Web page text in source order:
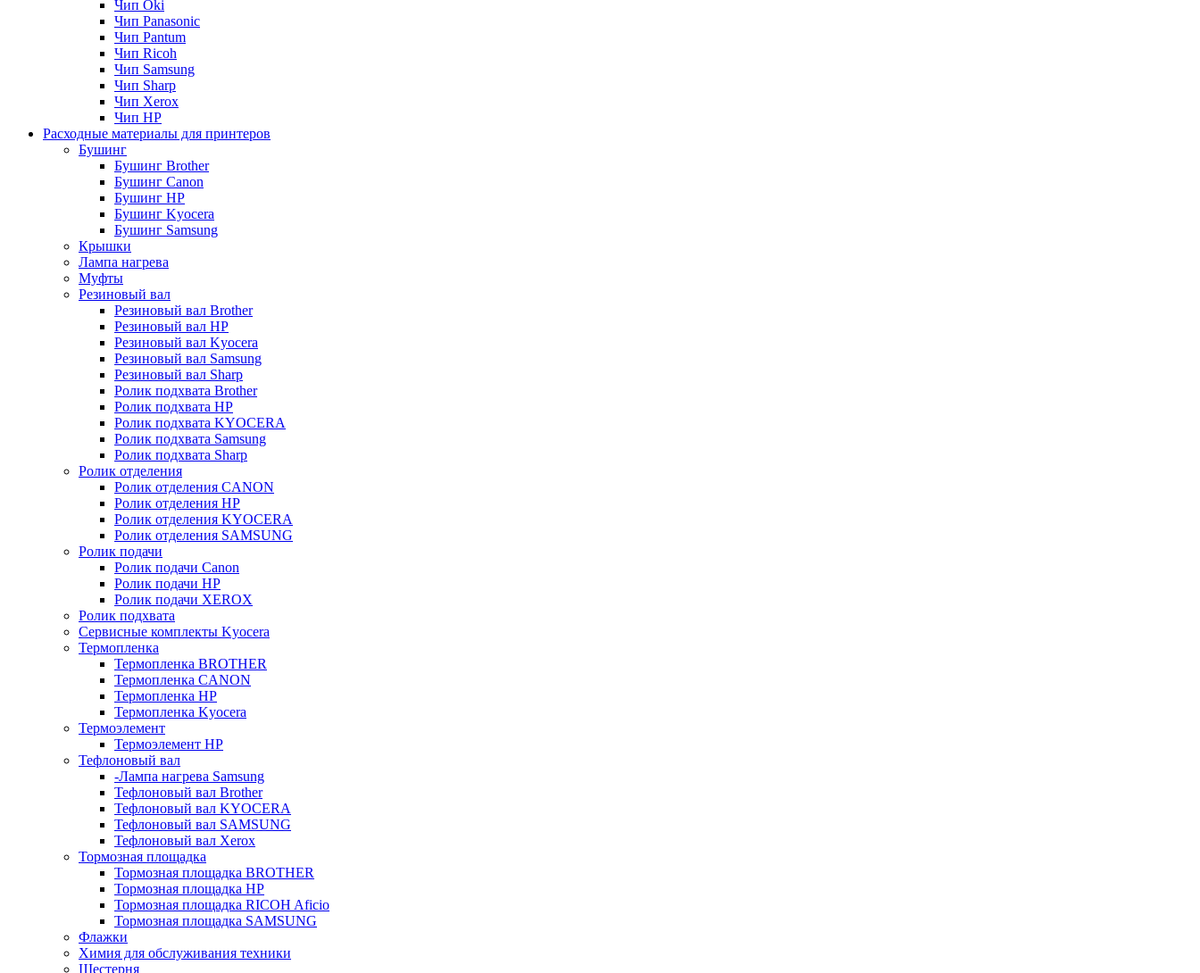
Чип Oki
Чип Panasonic
Чип Pantum
Чип Ricoh
Чип Samsung
Чип Sharp
Чип Xerox
Чип НР
Расходные материалы для принтеров
Бушинг
Бушинг Brother
Бушинг Canon
Бушинг HP
Бушинг Kyocera
Бушинг Samsung
Крышки
Лампа нагрева
Муфты
Резиновый вал
Резиновый вал Brother
Резиновый вал HP
Резиновый вал Kyocera
Резиновый вал Samsung
Резиновый вал Sharp
Ролик подхвата Brother
Ролик подхвата HP
Ролик подхвата KYOCERA
Ролик подхвата Samsung
Ролик подхвата Sharp
Ролик отделения
Ролик отделения CANON
Ролик отделения HP
Ролик отделения KYOCERA
Ролик отделения SAMSUNG
Ролик подачи
Ролик подачи Canon
Ролик подачи HP
Ролик подачи XEROX
Ролик подхвата
Сервисные комплекты Kyocera
Термопленка
Термопленка BROTHER
Термопленка CANON
Термопленка HP
Термопленка Kyocera
Термоэлемент
Термоэлемент НР
Тефлоновый вал
-Лампа нагрева Samsung
Тефлоновый вал Brother
Тефлоновый вал KYOCERA
Тефлоновый вал SAMSUNG
Тефлоновый вал Xerox
Тормозная площадка
Тормозная площадка BROTHER
Тормозная площадка HP
Тормозная площадка RICOH Aficio
Тормозная площадка SAMSUNG
Флажки
Химия для обслуживания техники
Шестерня